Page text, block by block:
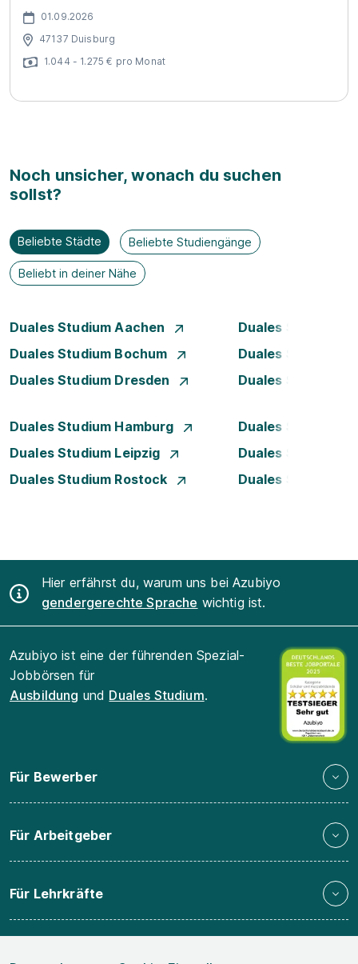
01.09.2026
47137 Duisburg
1.044 - 1.275 € pro Monat
Noch unsicher, wonach du suchen
sollst?
Beliebte Städte Beliebte Studiengänge
Beliebt in deiner Nähe
Duales Studium Aachen
Duales Studium
Duales Studium Bochum
Duales Studium
Duales Studium Dresden
Duales Studium
Duales Studium Hamburg
Duales Studium
Duales Studium Leipzig
Duales Studium
Duales Studium Rostock
Duales Studium
Hier erfährst du, warum uns bei Azubiyo
gendergerechte Sprache wichtig ist.
Azubiyo ist eine der führenden Spezial-
Jobbörsen für
Ausbildung und Duales Studium.
Für Bewerber
Für Arbeitgeber
Für Lehrkräfte